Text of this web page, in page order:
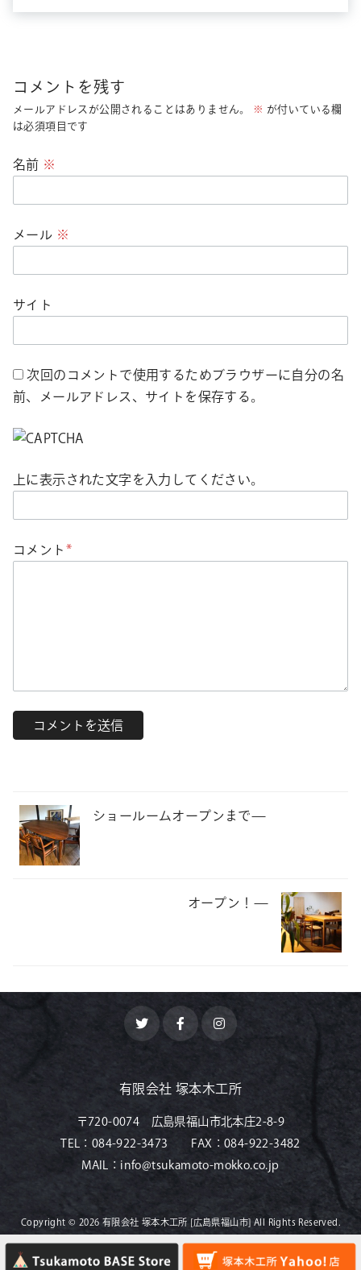
コメントを残す
メールアドレスが公開されることはありません。 ※ が付いている欄
は必須項目です
名前 ※
メール ※
サイト
次回のコメントで使用するためブラウザーに自分の名
前、メールアドレス、サイトを保存する。
上に表示された文字を入力してください。
コメント *
ショールームオープンまで—
オープン！—
有限会社 塚本木工所
〒720-0074 広島県福山市北本庄2-8-9
TEL： 084-922-3473 FAX： 084-922-3482
MAIL： info@tsukamoto-mokko.co.jp
Copyright © 2026 有限会社 塚本木工所 [広島県福山市] All Rights Reserved.